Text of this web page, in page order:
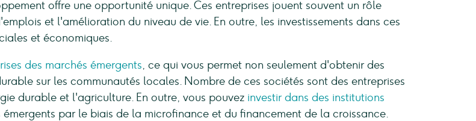
offre une opportunité unique. Ces entreprises jouent souvent un rôle
et l'amélioration du niveau de vie. En outre, les investissements dans ces
et économiques.
des marchés émergents, ce qui vous permet non seulement d'obtenir des
sur les communautés locales. Nombre de ces sociétés sont des entreprises
durable et l'agriculture. En outre, vous pouvez investir dans des institutions
émergents par le biais de la microfinance et du financement de la croissance.